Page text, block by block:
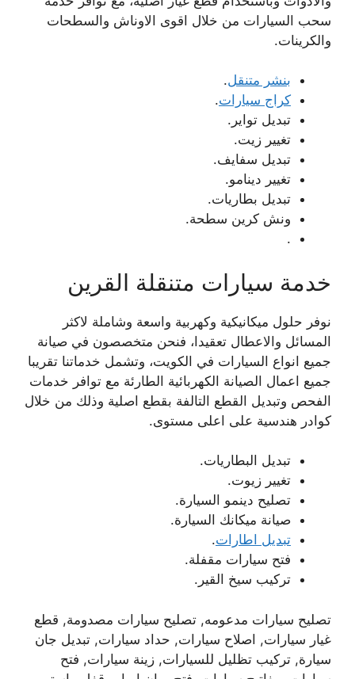
سحب السيارات من خلال اقوى الاوناش والسطحات
والكرينات.
بنشر متنقل.
كراج سيارات.
تبديل تواير.
تغيير زيت.
تبديل سفايف.
تغيير دينامو.
تبديل بطاريات.
ونش كرين سطحة.
.
خدمة سيارات متنقلة القرين
نوفر حلول ميكانيكية وكهربية واسعة وشاملة لاكثر
المسائل والاعطال تعقيدا، فنحن متخصصون في صيانة
جميع انواع السيارات في الكويت، وتشمل خدماتنا تقريبا
جميع اعمال الصيانة الكهربائية الطارئة مع توافر خدمات
الفحص وتبديل القطع التالفة بقطع اصلية وذلك من خلال
كوادر هندسية على اعلى مستوى.
تبديل البطاريات.
تغيير زيوت.
تصليح دينمو السيارة.
صيانة ميكانك السيارة.
تبديل اطارات.
فتح سيارات مقفلة.
تركيب سيخ القير.
تصليح سيارات مدعومه, تصليح سيارات مصدومة, قطع
غيار سيارات, اصلاح سيارات, حداد سيارات, تبديل جان
سيارة, تركيب تظليل للسيارات, زينة سيارات, فتح